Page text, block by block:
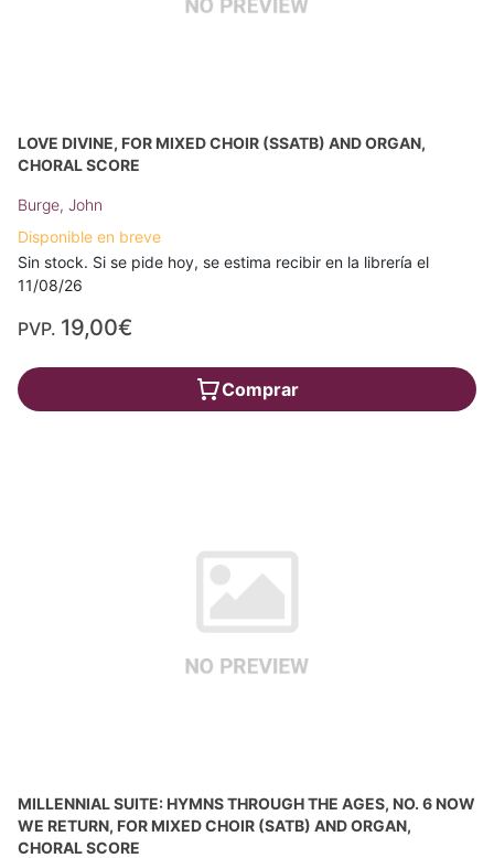
LOVE DIVINE, FOR MIXED CHOIR (SSATB) AND ORGAN,
CHORAL SCORE
Burge, John
Disponible en breve
Sin stock. Si se pide hoy, se estima recibir en la librería el
11/08/26
PVP. 19,00€
Comprar
MILLENNIAL SUITE: HYMNS THROUGH THE AGES, NO. 6 NOW
WE RETURN, FOR MIXED CHOIR (SATB) AND ORGAN,
CHORAL SCORE